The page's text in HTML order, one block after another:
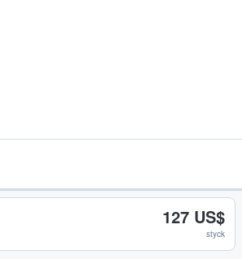
127 US$
styck